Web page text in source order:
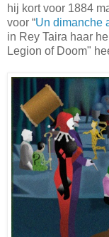
hij kort voor 1884
voor “Un dimanche
in Rey Taira haar
Legion of Doom"